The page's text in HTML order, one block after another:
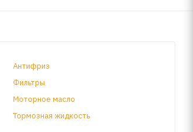
Антифриз
Фильтры
Моторное масло
Тормозная жидкость